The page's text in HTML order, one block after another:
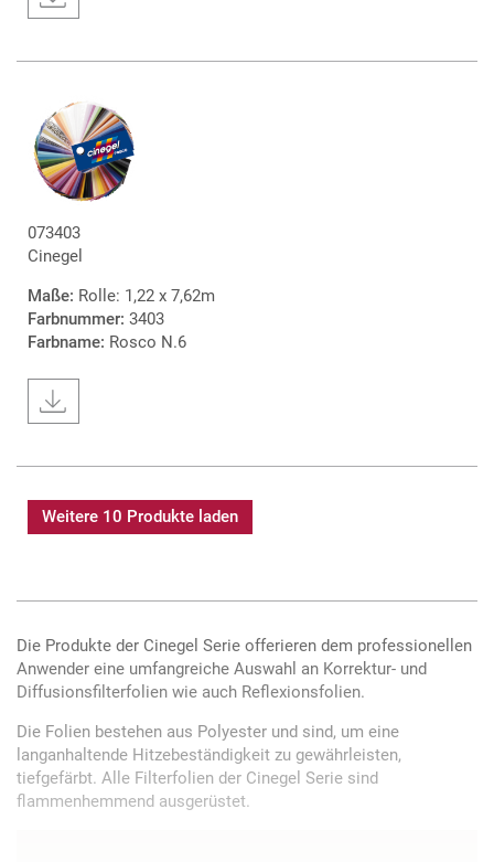
073403
Cinegel
Maße: Rolle: 1,22 x 7,62m
Farbnummer: 3403
Farbname: Rosco N.6
Weitere 10 Produkte laden
Die Produkte der Cinegel Serie offerieren dem professionellen
Anwender eine umfangreiche Auswahl an Korrektur- und
Diffusionsfilterfolien wie auch Reflexionsfolien.
Die Folien bestehen aus Polyester und sind, um eine
langanhaltende Hitzebeständigkeit zu gewährleisten,
tiefgefärbt. Alle Filterfolien der Cinegel Serie sind
flammenhemmend ausgerüstet.